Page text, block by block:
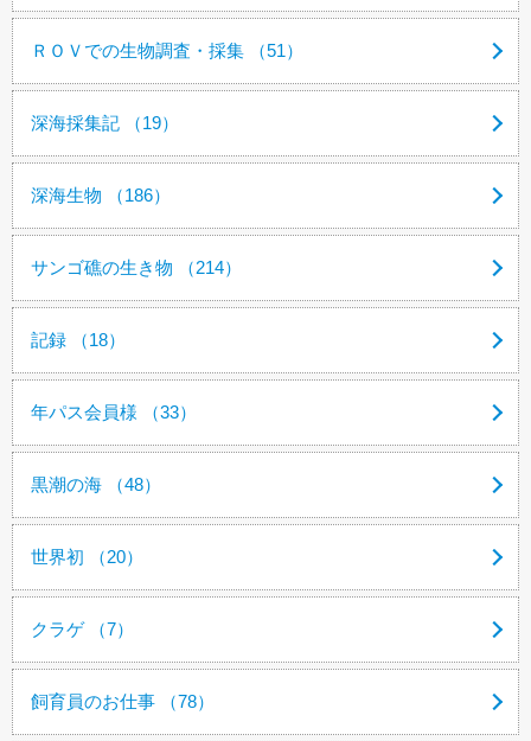
ＲＯＶでの生物調査・採集 （51）
深海採集記 （19）
深海生物 （186）
サンゴ礁の生き物 （214）
記録 （18）
年パス会員様 （33）
黒潮の海 （48）
世界初 （20）
クラゲ （7）
飼育員のお仕事 （78）